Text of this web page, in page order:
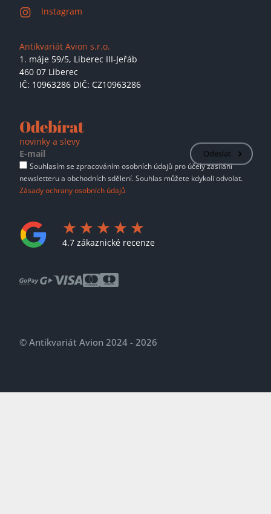
Instagram
Antikvariát Avion s.r.o.
1. máje 59/5, Liberec III-Jeřáb
460 07 Liberec
IČ: 10963286 DIČ: CZ10963286
Odebírat
novinky a slevy
Odeslat
Souhlasím se zpracováním osobních údajů pro účely zasílání
newsletteru a obchodních sdělení. Souhlas můžete kdykoli odvolat.
Zásady ochrany osobních údajů
4.7 zákaznické recenze
© Antikvariát Avion 2024 - 2026